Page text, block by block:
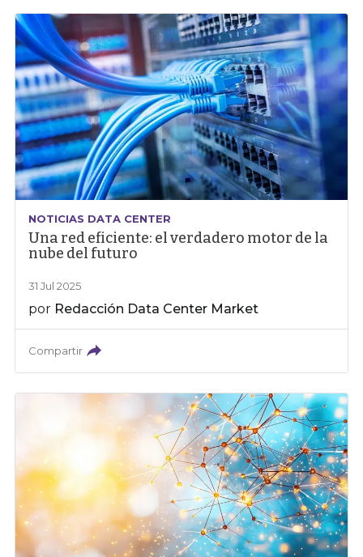
NOTICIAS DATA CENTER
Una red eficiente: el verdadero motor de la
nube del futuro
31 Jul 2025
por Redacción Data Center Market
Compartir